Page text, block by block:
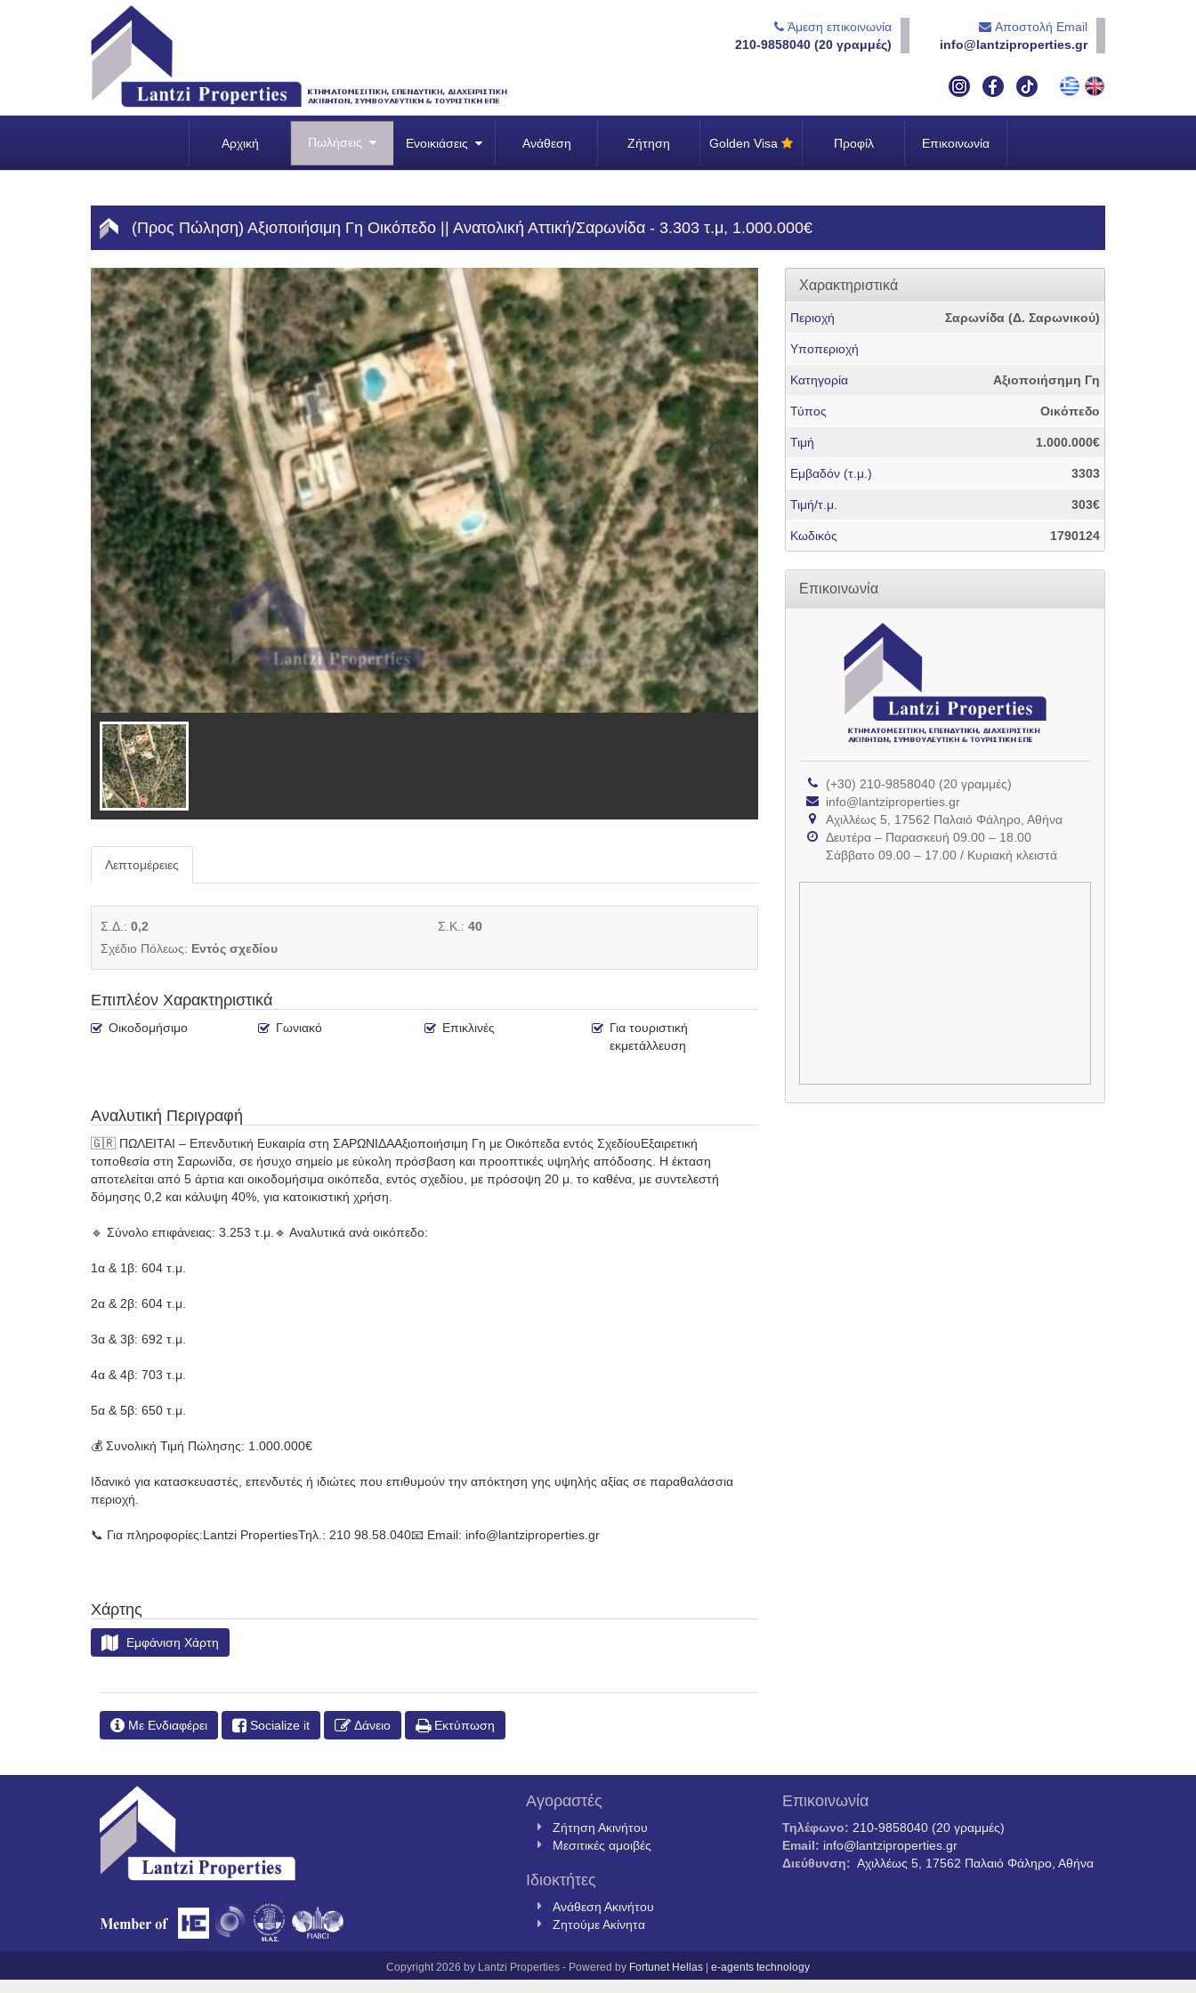
Άμεση επικοινωνία
210-9858040 (20 γραμμές)
Αποστολή Email
info@lantziproperties.gr
Αρχική Πωλήσεις Ενοικιάσεις Ανάθεση Ζήτηση Golden Visa Προφίλ Επικοινωνία
(Προς Πώληση) Αξιοποιήσιμη Γη Οικόπεδο || Ανατολική Αττική/Σαρωνίδα - 3.303 τ.μ, 1.000.000€
Λεπτομέρειες
Σ.Δ.: 0,2 Σ.Κ.: 40
Σχέδιο Πόλεως: Εντός σχεδίου
Επιπλέον Χαρακτηριστικά
Οικοδομήσιμο Γωνιακό Επικλινές
Για τουριστική
εκμετάλλευση
Αναλυτική Περιγραφή
🇬🇷 ΠΩΛΕΙΤΑΙ – Επενδυτική Ευκαιρία στη ΣΑΡΩΝΙΔΑΑξιοποιήσιμη Γη με Οικόπεδα εντός ΣχεδίουΕξαιρετική
τοποθεσία στη Σαρωνίδα, σε ήσυχο σημείο με εύκολη πρόσβαση και προοπτικές υψηλής απόδοσης. Η έκταση
αποτελείται από 5 άρτια και οικοδομήσιμα οικόπεδα, εντός σχεδίου, με πρόσοψη 20 μ. το καθένα, με συντελεστή
δόμησης 0,2 και κάλυψη 40%, για κατοικιστική χρήση.
🔹 Σύνολο επιφάνειας: 3.253 τ.μ.🔹 Αναλυτικά ανά οικόπεδο:
1α & 1β: 604 τ.μ.
2α & 2β: 604 τ.μ.
3α & 3β: 692 τ.μ.
4α & 4β: 703 τ.μ.
5α & 5β: 650 τ.μ.
💰 Συνολική Τιμή Πώλησης: 1.000.000€
Ιδανικό για κατασκευαστές, επενδυτές ή ιδιώτες που επιθυμούν την απόκτηση γης υψηλής αξίας σε παραθαλάσσια
περιοχή.
📞 Για πληροφορίες:Lantzi PropertiesΤηλ.: 210 98.58.040📧 Email: info@lantziproperties.gr
Χάρτης
Εμφάνιση Χάρτη
Με Ενδιαφέρει Socialize it Δάνειο Εκτύπωση
Χαρακτηριστικά
Περιοχή Σαρωνίδα (Δ. Σαρωνικού)
Υποπεριοχή
Κατηγορία Αξιοποιήσημη Γη
Τύπος Οικόπεδο
Τιμή 1.000.000€
Εμβαδόν (τ.μ.) 3303
Τιμή/τ.μ. 303€
Κωδικός 1790124
Επικοινωνία
(+30) 210-9858040 (20 γραμμές)
info@lantziproperties.gr
Αχιλλέως 5, 17562 Παλαιό Φάληρο, Αθήνα
Δευτέρα – Παρασκευή 09.00 – 18.00
Σάββατο 09.00 – 17.00 / Κυριακή κλειστά
Αγοραστές
Ζήτηση Ακινήτου
Μεσιτικές αμοιβές
Ιδιοκτήτες
Ανάθεση Ακινήτου
Ζητούμε Ακίνητα
Επικοινωνία
Τηλέφωνο: 210-9858040 (20 γραμμές)
Email: info@lantziproperties.gr
Διεύθυνση: Αχιλλέως 5, 17562 Παλαιό Φάληρο, Αθήνα
Copyright 2026 by Lantzi Properties - Powered by Fortunet Hellas e-agents technology